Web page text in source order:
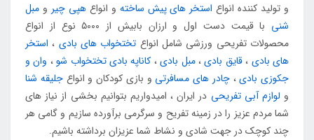
و تولید کننده انواع استخر های پیش ساخته و انواعهپی چیر و مبل
شنی
با قیمت دست اول و ارزان بابیش از ۵۰۰۰ نوع از انواع
محصولات تفریحی ورزشی شامل انواع تختخواب های بادی ، استخر
های بادی ،قایق بادی،مبل بادی، کاناپه بادی تختخواب شو، وان و
جکوزی بادی،چادر های مسافرتی و بازی کودکان و انواعجلیقه شنا
و لوازم آبی تفریحی در ایران ، امیدواریم بتوانیم بخشی از نیاز های
شما مردم عزیز را در زمینه تفریح و سرگرمی برآورده سازیم و گامی هر
چند کوچک در جهت شادی و نشاط شما عزیزان برداشته باشیم.